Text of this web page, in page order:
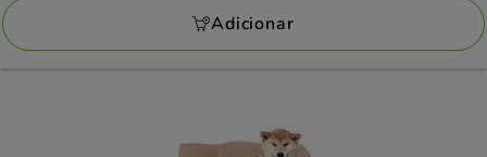
avaliações
a
55.99€
Adicionar